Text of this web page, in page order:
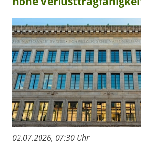
02.07.2026, 07:30 Uhr